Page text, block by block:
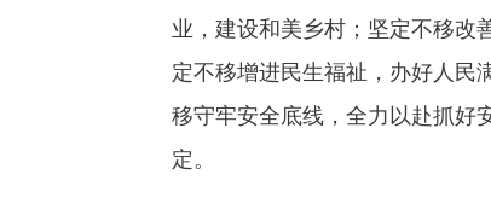
业，建设和美乡村；坚定不移改
定不移增进民生福祉，办好人民
移守牢安全底线，全力以赴抓好
定。